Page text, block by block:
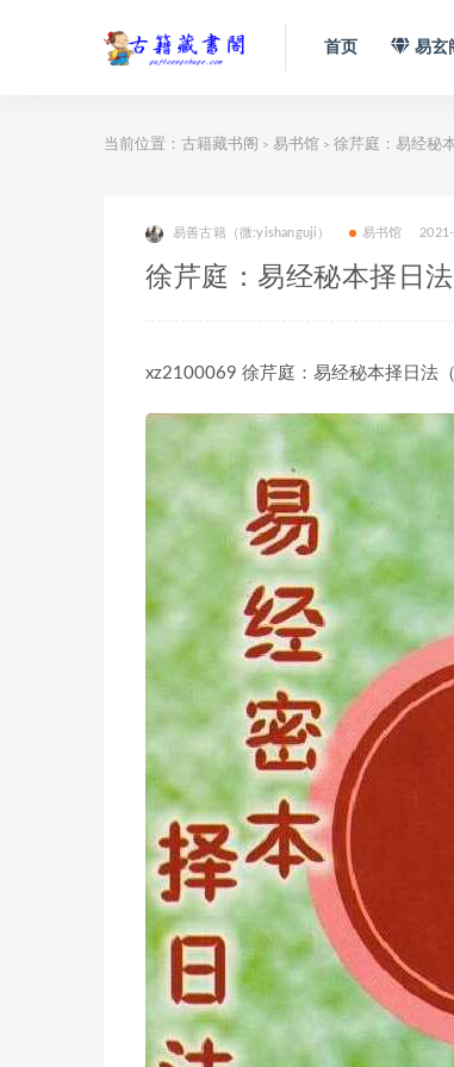
首页 易玄
当前位置： 古籍藏书阁 > 易书馆 > 徐芹庭：易经秘
易善古籍（微:yishanguji） 易书馆
徐芹庭：易经秘本择日
xz2100069 徐芹庭：易经秘本择日法